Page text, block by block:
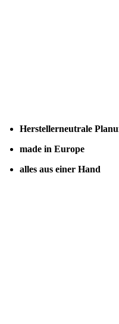
Herstellerneutrale
made in Europe
alles aus einer Hand